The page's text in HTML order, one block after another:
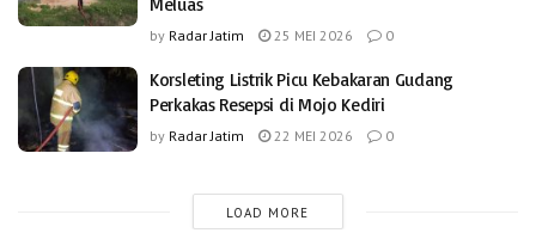
by Radar Jatim 25 MEI 2026 0
Korsleting Listrik Picu Kebakaran Gudang
Perkakas Resepsi di Mojo Kediri
by Radar Jatim 22 MEI 2026 0
LOAD MORE